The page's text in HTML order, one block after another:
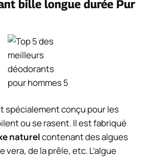
bille longue durée Pur
spécialement conçu pour les
ou se rasent. Il est fabriqué
naturelcontenant des algues
vera, de la prêle, etc. L’algue